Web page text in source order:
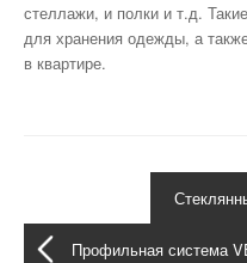
стеллажи, и полки и т.д.
для хранения одежды, а
в квартире.
Профильная система